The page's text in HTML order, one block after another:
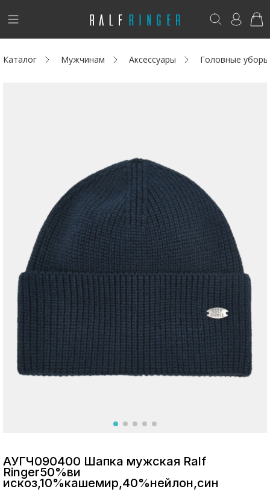
!
Новинки
Акции / Новости
Адреса магазинов
Москва
Возникли вопросы? - club@ralf.ru
Каталог Мужчинам Аксессуары Головные уборы
АУГЧ090400 Шапка мужская Ralf
Ringer50%ви
искоз,10%кашемир,40%нейлон,син